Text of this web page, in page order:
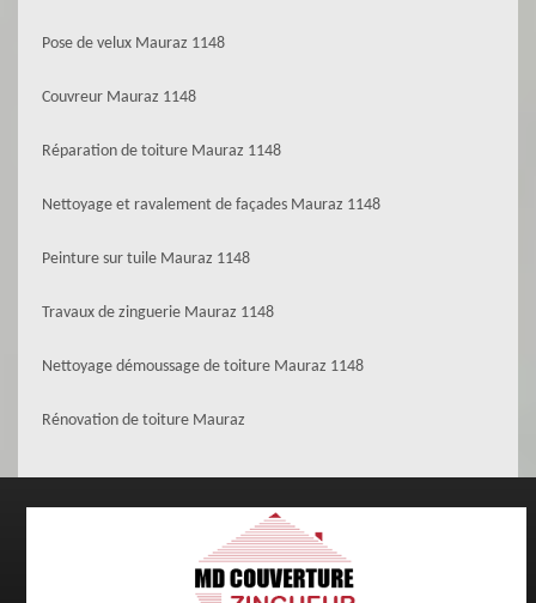
Pose de velux Mauraz 1148
Couvreur Mauraz 1148
Réparation de toiture Mauraz 1148
Nettoyage et ravalement de façades Mauraz 1148
Peinture sur tuile Mauraz 1148
Travaux de zinguerie Mauraz 1148
Nettoyage démoussage de toiture Mauraz 1148
Rénovation de toiture Mauraz